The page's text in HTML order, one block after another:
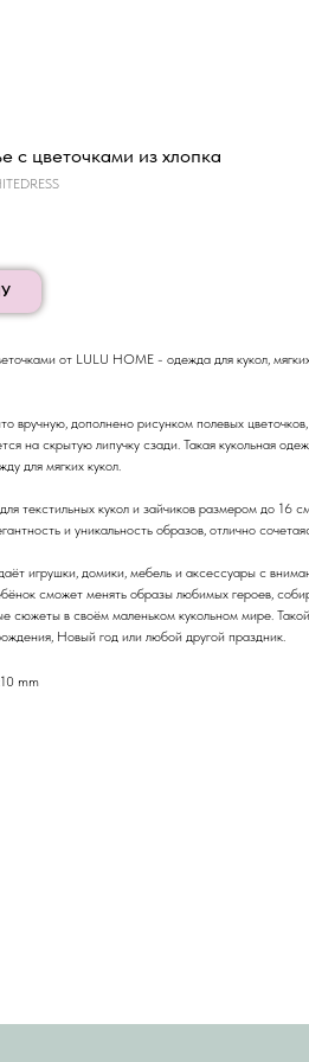
с цветочками из хлопка
от LULU HOME - одежда для кукол,
вручную, дополнено рисунком полевых
на скрытую липучку сзади. Такая кукольная
для мягких кукол.
текстильных кукол и зайчиков размером до 16
и уникальность образов, отлично
игрушки, домики, мебель и аксессуары с
сможет менять образы любимых героев,
сюжеты в своём маленьком кукольном мире.
Новый год или любой другой праздник.
mm